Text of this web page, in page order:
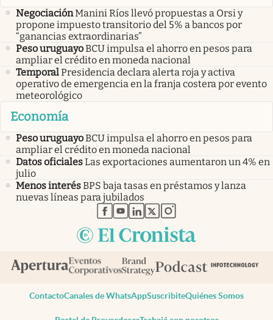
NegociaciónManini Ríos llevó propuestas a Orsi y
propone impuesto transitorio del 5% a bancos por
“ganancias extraordinarias”
Peso uruguayoBCU impulsa el ahorro en pesos para
ampliar el crédito en moneda nacional
TemporalPresidencia declara alerta roja y activa
operativo de emergencia en la franja costera por evento
meteorológico
Economía
Peso uruguayoBCU impulsa el ahorro en pesos para
ampliar el crédito en moneda nacional
Datos oficialesLas exportaciones aumentaron un 4% en
julio
Menos interésBPS baja tasas en préstamos y lanza
nuevas líneas para jubilados
abre en nueva pestaña
abre en nueva pestaña
abre en nueva pestaña
abre en nueva pestaña
abre en nueva pestaña
ContactoCanales de WhatsAppSuscribiteQuiénes Somos